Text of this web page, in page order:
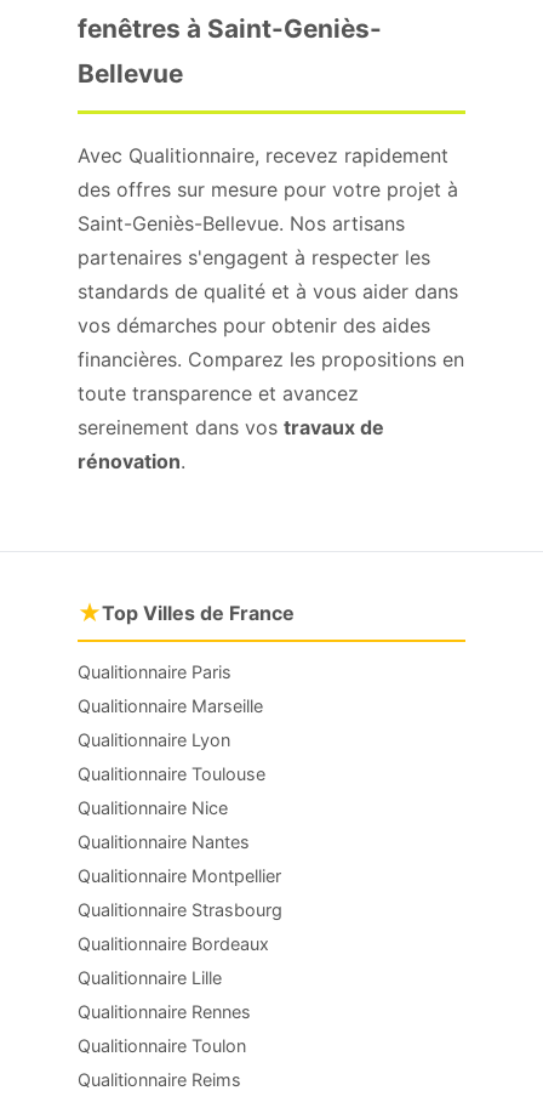
fenêtres à Saint-Geniès-
Bellevue
Avec Qualitionnaire, recevez rapidement
des offres sur mesure pour votre projet à
Saint-Geniès-Bellevue. Nos artisans
partenaires s'engagent à respecter les
standards de qualité et à vous aider dans
vos démarches pour obtenir des aides
financières. Comparez les propositions en
toute transparence et avancez
sereinement dans vos travaux de
rénovation.
★Top Villes de France
Qualitionnaire Paris
Qualitionnaire Marseille
Qualitionnaire Lyon
Qualitionnaire Toulouse
Qualitionnaire Nice
Qualitionnaire Nantes
Qualitionnaire Montpellier
Qualitionnaire Strasbourg
Qualitionnaire Bordeaux
Qualitionnaire Lille
Qualitionnaire Rennes
Qualitionnaire Toulon
Qualitionnaire Reims